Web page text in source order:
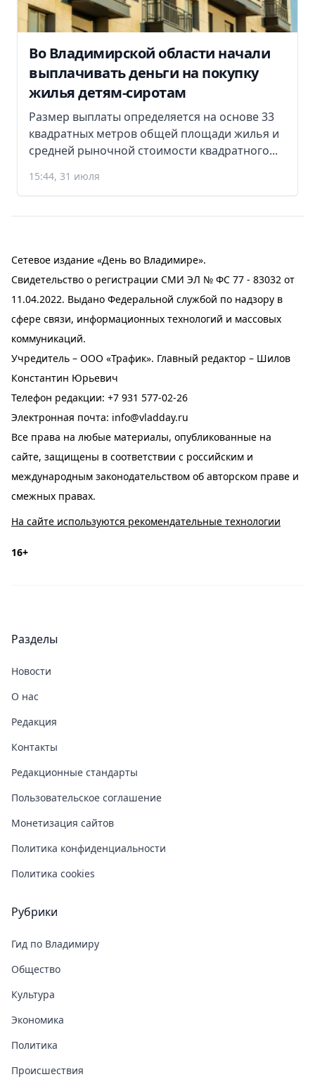
Во Владимирской области начали
выплачивать деньги на покупку
жилья детям-сиротам
Размер выплаты определяется на основе 33
квадратных метров общей площади жилья и
средней рыночной стоимости квадратного...
15:44, 31 июля
Сетевое издание «День во Владимире».
Свидетельство о регистрации СМИ ЭЛ № ФС 77 - 83032 от
11.04.2022. Выдано Федеральной службой по надзору в
сфере связи, информационных технологий и массовых
коммуникаций.
Учредитель – ООО «Трафик». Главный редактор – Шилов
Константин Юрьевич
Телефон редакции: +7 931 577-02-26
Электронная почта: info@vladday.ru
Все права на любые материалы, опубликованные на
сайте, защищены в соответствии с российским и
международным законодательством об авторском праве и
смежных правах.
На сайте используются рекомендательные технологии
16+
Разделы
Новости
О нас
Редакция
Контакты
Редакционные стандарты
Пользовательское соглашение
Монетизация сайтов
Политика конфиденциальности
Политика cookies
Рубрики
Гид по Владимиру
Общество
Культура
Экономика
Политика
Происшествия